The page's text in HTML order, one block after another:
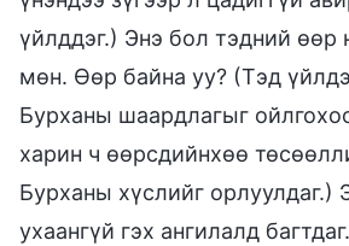
үйлддэг.) Энэ бол тэдний өөр
мөн. Өөр байна уу? (Тэд
Бурханы шаардлагыг
харин ч өөрсдийнхөө
Бурханы хүслийг орлуулдаг.)
ухаангүй гэх ангилалд